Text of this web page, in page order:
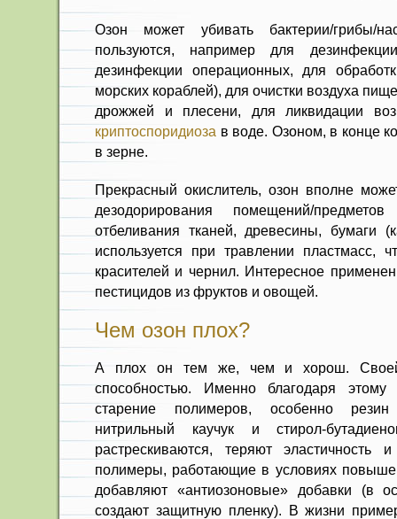
Озон может убивать бактерии/грибы/
пользуются, например для
дезинфекции операционных, для
морских кораблей), для очистки воздуха
дрожжей и плесени, для ликвидации
криптоспоридиоза в воде. Озоном, в конце
в зерне.
Прекрасный окислитель, озон вполне
дезодорирования помещений/
отбеливания тканей, древесины, бумаги
используется при травлении пластмасс,
красителей и чернил. Интересное
пестицидов из фруктов и овощей.
Чем озон плох?
А плох он тем же, чем и хорош.
способностью. Именно благодаря этому
старение полимеров, особенно резин
нитрильный каучук и стирол-
растрескиваются, теряют
полимеры, работающие в условиях
добавляют «антиозоновые» добавки (в
создают защитную пленку). В жизни